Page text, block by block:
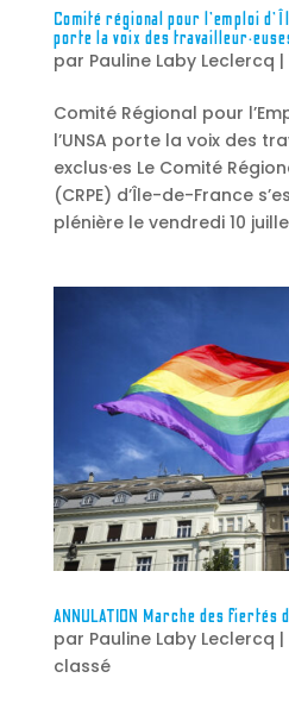
Comité régional pour l’emploi
porte la voix des
par Pauline Laby Leclercq |
Comité Régional pour
l’UNSA porte la voix des
exclus·es Le Comité
(CRPE) d’Île-de-France
plénière le vendredi 10
ANNULATION Marche des fiertés
par Pauline Laby Leclercq |
classé